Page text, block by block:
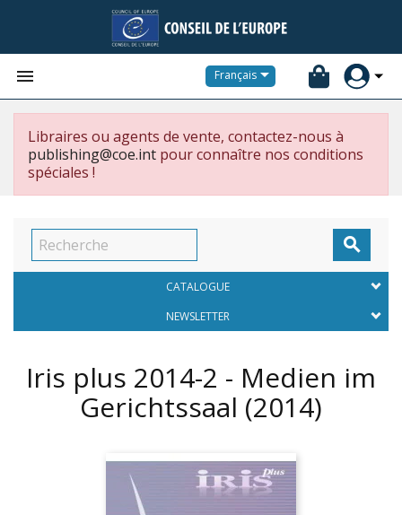
 Français
Libraires ou agents de vente, contactez-nous à
publishing@coe.int pour connaître nos conditions
spéciales !

CATALOGUE
NEWSLETTER
Iris plus 2014-2 - Medien im
Gerichtssaal (2014)